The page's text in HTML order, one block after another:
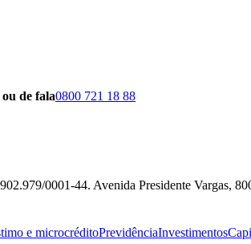
de fala0800 721 18 88
0001‐44. Avenida Presidente Vargas,
e microcréditoPrevidênciaInvestimentos